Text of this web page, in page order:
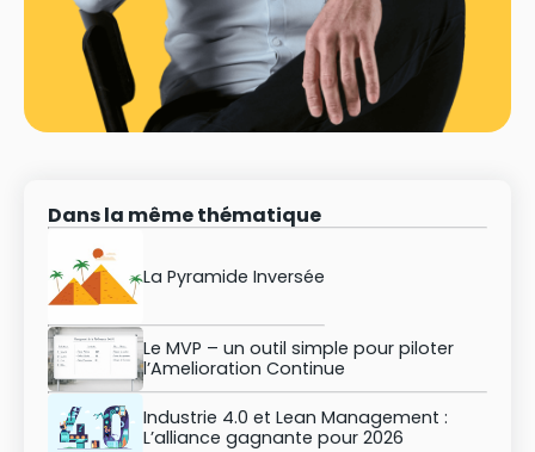
Dans la même thématique
La Pyramide Inversée
Le MVP – un outil simple pour piloter
l’Amelioration Continue
Industrie 4.0 et Lean Management :
L’alliance gagnante pour 2026